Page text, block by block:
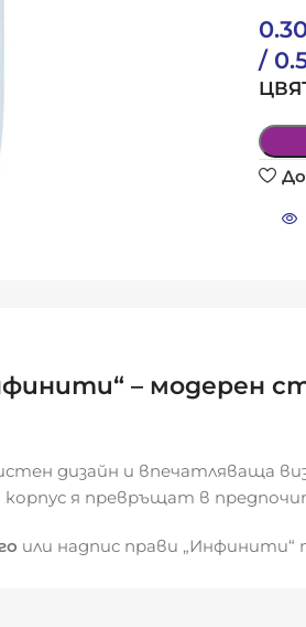
/
– модерен
дизайн и впечатляваща
я превръщат в
или надпис прави